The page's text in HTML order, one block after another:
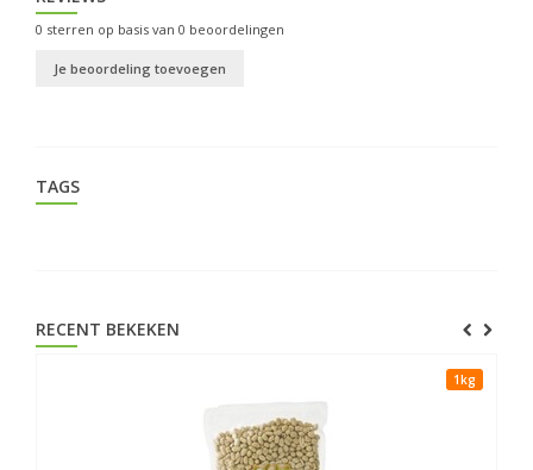
0 sterren op basis van 0 beoordelingen
Je beoordeling toevoegen
TAGS
RECENT BEKEKEN
1kg